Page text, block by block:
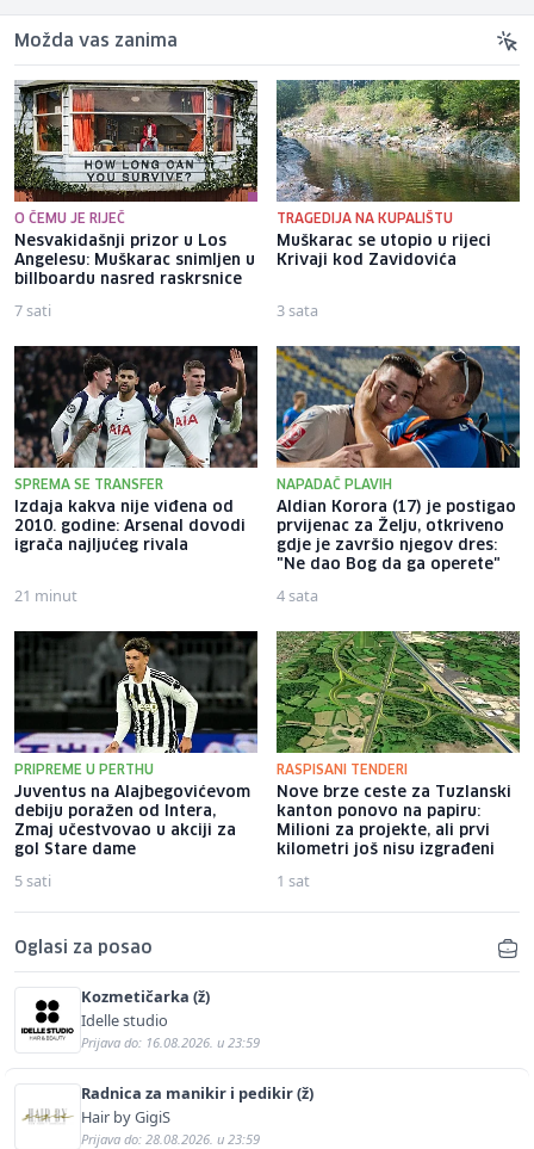
Možda vas zanima
O ČEMU JE RIJEČ
Nesvakidašnji prizor u Los
Angelesu: Muškarac snimljen u
billboardu nasred raskrsnice
7 sati
TRAGEDIJA NA KUPALIŠTU
Muškarac se utopio u rijeci
Krivaji kod Zavidovića
3 sata
SPREMA SE TRANSFER
Izdaja kakva nije viđena od
2010. godine: Arsenal dovodi
igrača najljućeg rivala
21 minut
NAPADAČ PLAVIH
Aldian Korora (17) je postigao
prvijenac za Želju, otkriveno
gdje je završio njegov dres:
"Ne dao Bog da ga operete"
4 sata
PRIPREME U PERTHU
Juventus na Alajbegovićevom
debiju poražen od Intera,
Zmaj učestvovao u akciji za
gol Stare dame
5 sati
RASPISANI TENDERI
Nove brze ceste za Tuzlanski
kanton ponovo na papiru:
Milioni za projekte, ali prvi
kilometri još nisu izgrađeni
1 sat
Oglasi za posao
Kozmetičarka (ž)
Idelle studio
Prijava do: 16.08.2026. u 23:59
Radnica za manikir i pedikir (ž)
Hair by GigiS
Prijava do: 28.08.2026. u 23:59